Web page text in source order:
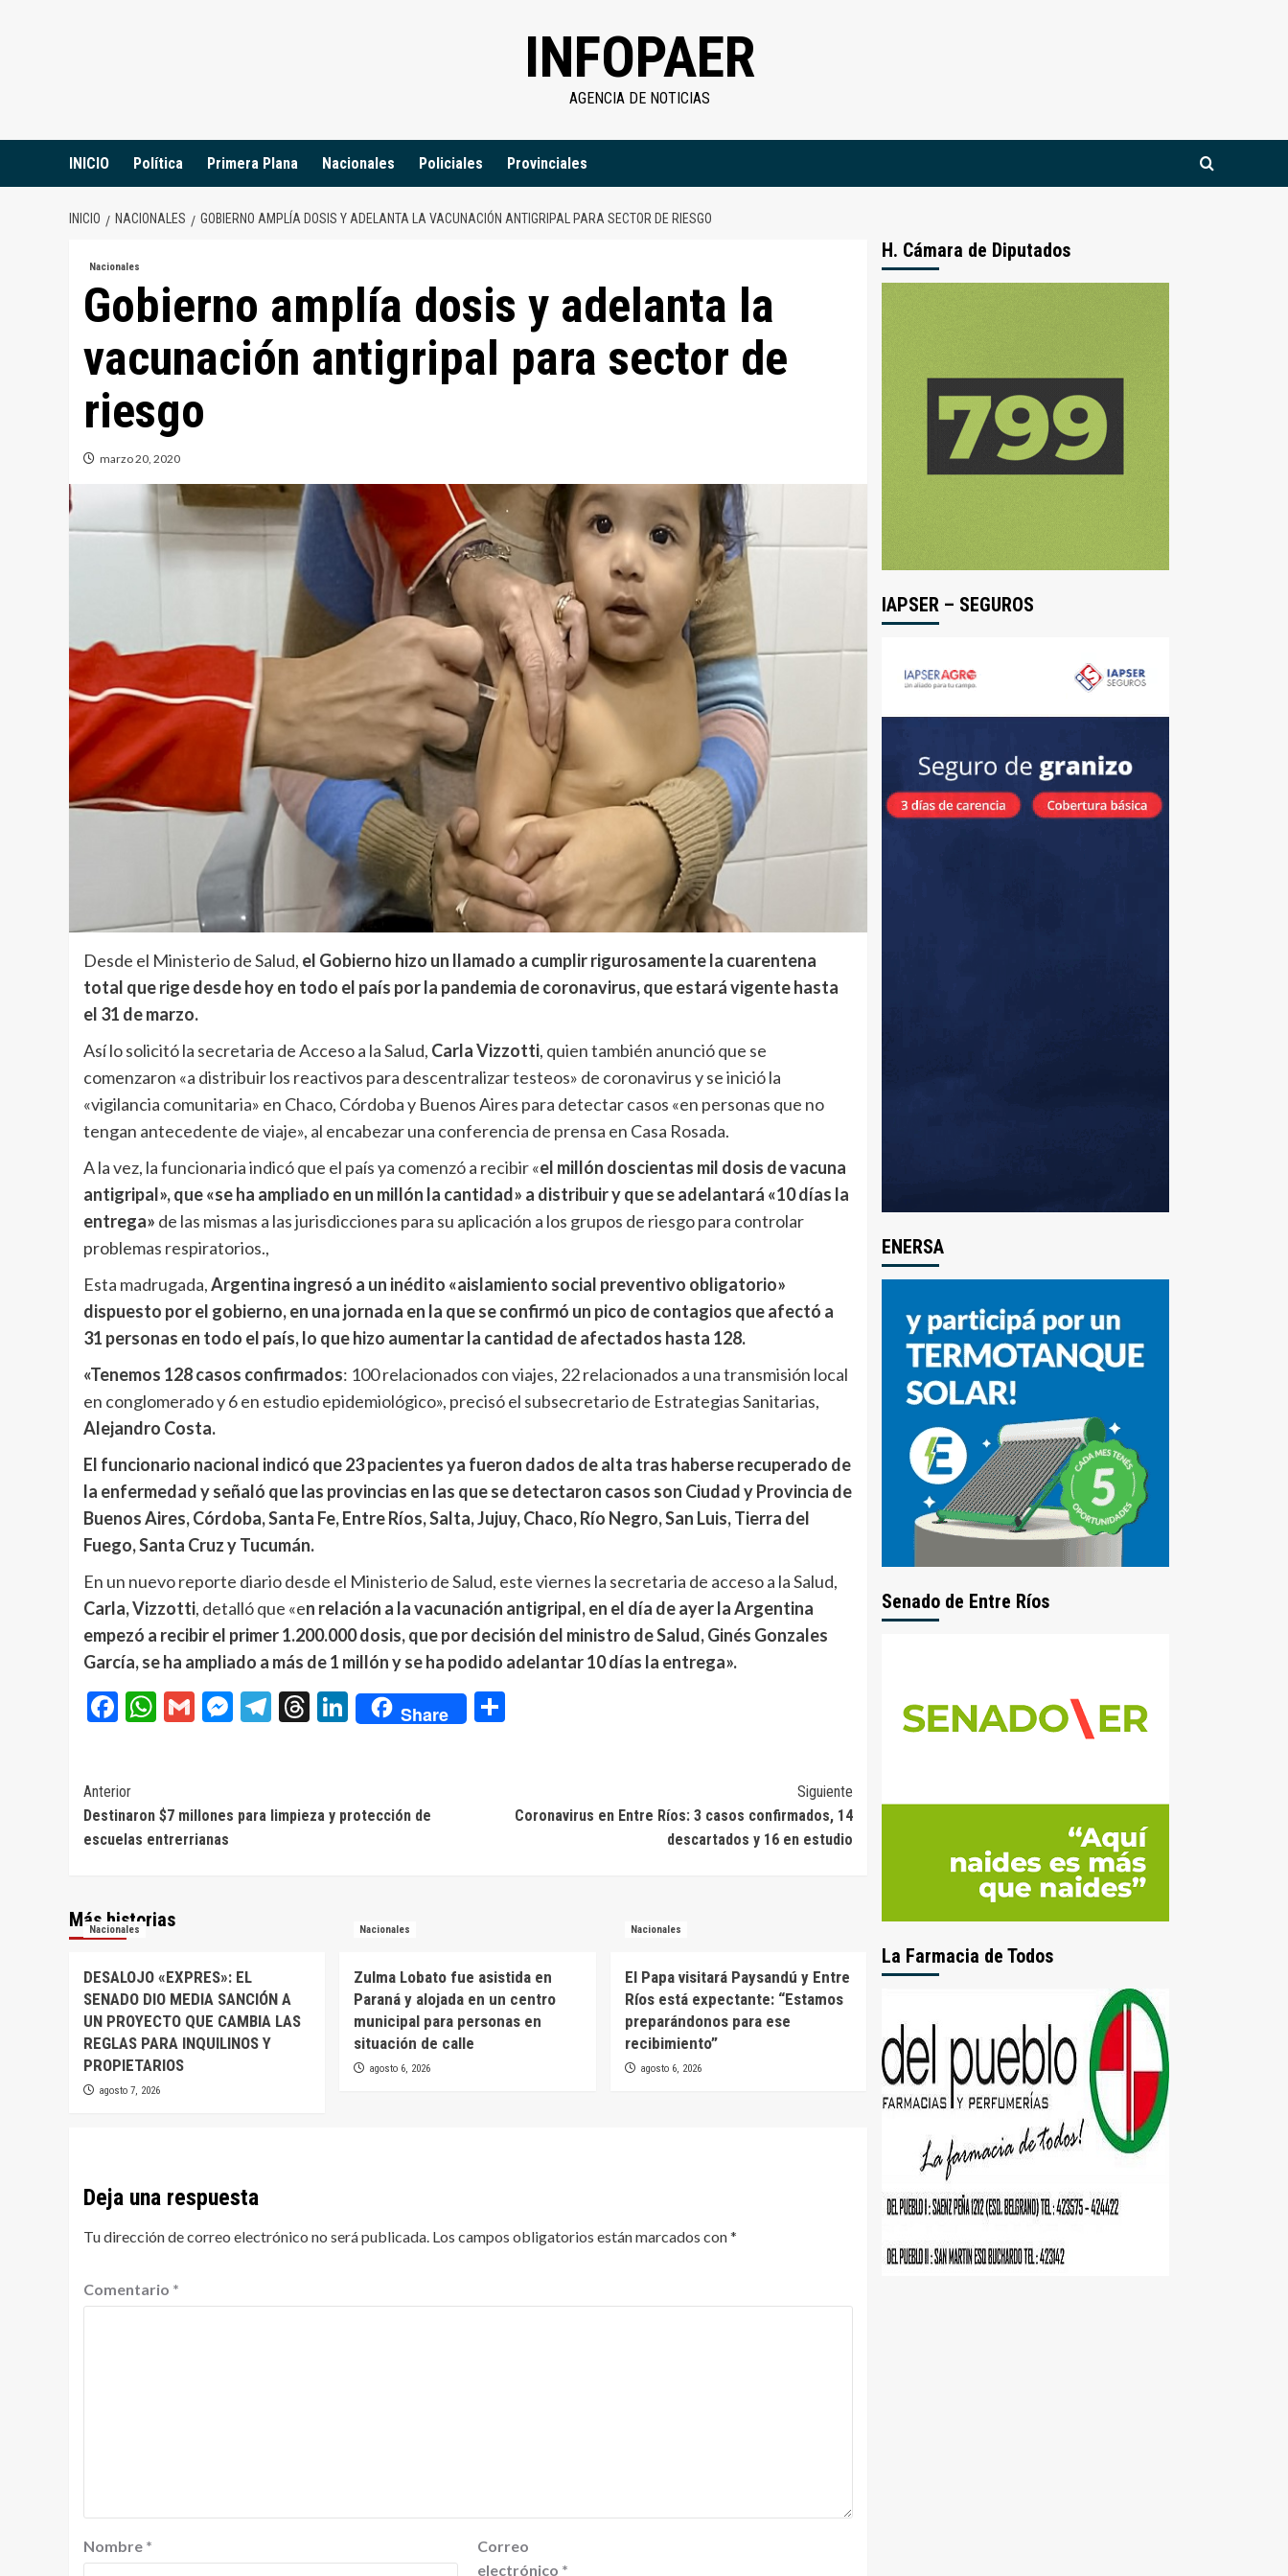
INFOPAER
AGENCIA DE NOTICIAS
INICIO Política Primera Plana Nacionales Policiales Provinciales
INICIO NACIONALES GOBIERNO AMPLÍA DOSIS Y ADELANTA LA VACUNACIÓN ANTIGRIPAL PARA SECTOR DE RIESGO
Nacionales
Gobierno amplía dosis y adelanta la
vacunación antigripal para sector de
riesgo
marzo 20, 2020
Desde el Ministerio de Salud, el Gobierno hizo un llamado a cumplir rigurosamente la cuarentena
total que rige desde hoy en todo el país por la pandemia de coronavirus, que estará vigente hasta
el 31 de marzo.
Así lo solicitó la secretaria de Acceso a la Salud, Carla Vizzotti, quien también anunció que se
comenzaron «a distribuir los reactivos para descentralizar testeos» de coronavirus y se inició la
«vigilancia comunitaria» en Chaco, Córdoba y Buenos Aires para detectar casos «en personas que no
tengan antecedente de viaje», al encabezar una conferencia de prensa en Casa Rosada.
A la vez, la funcionaria indicó que el país ya comenzó a recibir «el millón doscientas mil dosis de vacuna
antigripal», que «se ha ampliado en un millón la cantidad» a distribuir y que se adelantará «10 días la
entrega» de las mismas a las jurisdicciones para su aplicación a los grupos de riesgo para controlar
problemas respiratorios.,
Esta madrugada,Argentina ingresó a un inédito «aislamiento social preventivo obligatorio»
dispuesto por el gobierno, en una jornada en la que se confirmó un pico de contagios que afectó a
31 personas en todo el país, lo que hizo aumentar la cantidad de afectados hasta 128.
«Tenemos 128 casos confirmados: 100 relacionados con viajes, 22 relacionados a una transmisión local
en conglomerado y 6 en estudio epidemiológico», precisó el subsecretario de Estrategias Sanitarias,
Alejandro Costa.
El funcionario nacional indicó que 23 pacientes ya fueron dados de alta tras haberse recuperado de
la enfermedad y señaló que las provincias en las que se detectaron casos son Ciudad y Provincia de
Buenos Aires, Córdoba, Santa Fe, Entre Ríos, Salta, Jujuy, Chaco, Río Negro, San Luis, Tierra del
Fuego, Santa Cruz y Tucumán.
En un nuevo reporte diario desde el Ministerio de Salud, este viernes la secretaria de acceso a la Salud,
Carla, Vizzotti, detalló que «en relación a la vacunación antigripal, en el día de ayer la Argentina
empezó a recibir el primer 1.200.000 dosis, que por decisión del ministro de Salud, Ginés Gonzales
García, se ha ampliado a más de 1 millón y se ha podido adelantar 10 días la entrega».
Facebook
WhatsApp
GmailMessenger
Telegram
Threads
LinkedIn
Share
Navegación
de
Anterior
Destinaron $7 millones para limpieza y protección de
escuelas entrerrianas
Siguiente
Coronavirus en Entre Ríos: 3 casos confirmados, 14
descartados y 16 en estudio
Más historias
Nacionales
DESALOJO «EXPRES»: EL
SENADO DIO MEDIA SANCIÓN A
UN PROYECTO QUE CAMBIA LAS
REGLAS PARA INQUILINOS Y
PROPIETARIOS
agosto 7, 2026
Nacionales
Zulma Lobato fue asistida en
Paraná y alojada en un centro
municipal para personas en
situación de calle
agosto 6, 2026
Nacionales
El Papa visitará Paysandú y Entre
Ríos está expectante: “Estamos
preparándonos para ese
recibimiento”
agosto 6, 2026
Deja una respuesta
Tu dirección de correo electrónico no será publicada. Los campos obligatorios están marcados con*
Comentario *
Nombre *
Correo
electrónico *
H. Cámara de Diputados
IAPSER – SEGUROS
ENERSA
Senado de Entre Ríos
La Farmacia de Todos